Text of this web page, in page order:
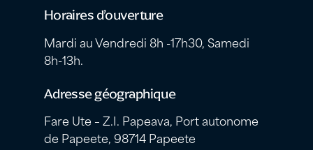
Horaires d’ouverture
Mardi au Vendredi 8h -17h30, Samedi
8h-13h.
Adresse géographique
Fare Ute – Z.I. Papeava, Port autonome
de Papeete, 98714 Papeete